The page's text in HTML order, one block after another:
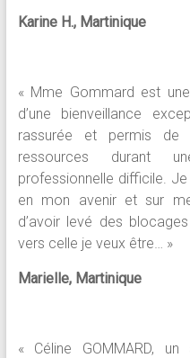
Karine H., Martinique
« Mme Gommard est
d’une bienveillance
rassurée et permis de
ressources durant
professionnelle difficile.
en mon avenir et sur
d’avoir levé des
vers celle je veux être… »
Marielle, Martinique
« Céline GOMMARD,